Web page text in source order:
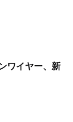
ワイヤー、新